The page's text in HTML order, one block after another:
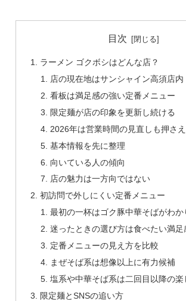
目次
ラーメン ゴクボシはどんな店？
店の現在地はサンシャイン高須店内
看板は満足感の強い定番メニュー
限定麺が店の印象を更新し続ける
2026年は営業時間の見直しも押さ
基本情報を先に整理
向いている人の傾向
店の魅力は一方向ではない
初訪問で外しにくい定番メニュー
最初の一杯はゴク豚中華そばがわか
迷ったときの選び方は食べたい満足
定番メニューの見え方を比較
まぜそば系は想像以上に有力候補
塩系や中華そば系は二回目以降の楽
限定麺とSNSの追い方